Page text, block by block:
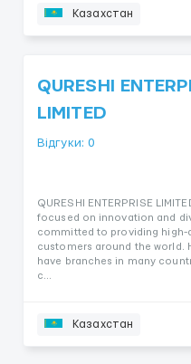
Казахстан
QURESHI
LIMITED
Відгуки: 0
QURESHI ENTERPRISE
focused on innovation and
committed to providing high-
customers around the world.
have branches in many
c...
Казахстан